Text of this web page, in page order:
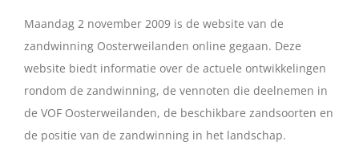
Maandag 2 november 2009 is de website van de
zandwinning Oosterweilanden online gegaan. Deze
website biedt informatie over de actuele ontwikkelingen
rondom de zandwinning, de vennoten die deelnemen in
de VOF Oosterweilanden, de beschikbare zandsoorten en
de positie van de zandwinning in het landschap.